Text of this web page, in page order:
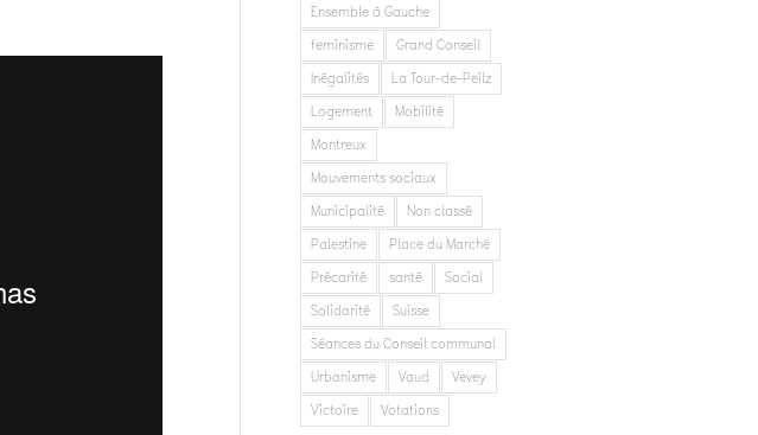
Ensemble à Gauche
feminisme
Grand Conseil
Inégalités
La Tour-de-Peilz
Logement
Mobilité
Montreux
Mouvements sociaux
Municipalité
Non classé
Palestine
Place du Marché
Précarité
santé
Social
Solidarité
Suisse
Séances du Conseil communal
Urbanisme
Vaud
Vevey
Victoire
Votations